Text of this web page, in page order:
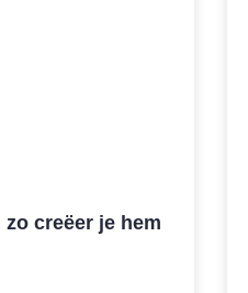
creëer je hem